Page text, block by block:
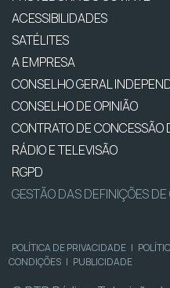
ACESSIBILIDADES
SATÉLITES
A EMPRESA
CONSELHO GERAL
CONSELHO DE OPINIÃO
CONTRATO DE CONCESSÃO
RÁDIO E TELEVISÃO
RGPD
GESTÃO DAS DEFINIÇÕES DE
POLÍTICA DE PRIVACIDADE |
CONDIÇÕES | PUBLICIDADE